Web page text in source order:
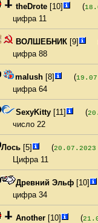
theDrote[10] (
цифра 11
ВОЛШЕБНИК[9]
цифра 88
malush[8] (
цифра 64
SexyKitty[11] (
число 22
Лось[5] (
Цифра 11
Древний Эльф[10]
цифра 34
Another[10] (